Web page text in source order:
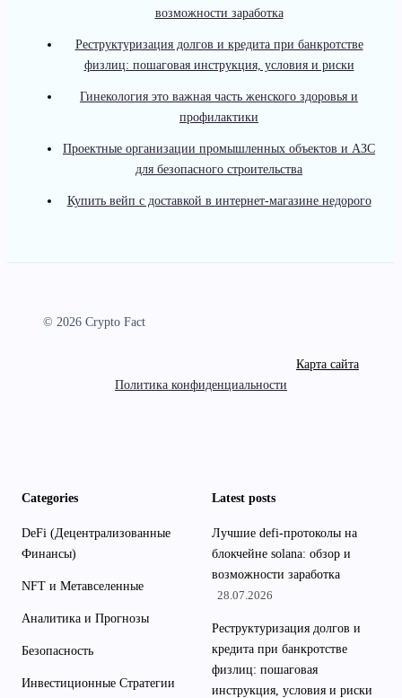
возможности заработка
Реструктуризация долгов и кредита при банкротстве
физлиц: пошаговая инструкция, условия и риски
Гинекология это важная часть женского здоровья и
профилактики
Проектные организации промышленных объектов и АЗС
для безопасного строительства
Купить вейп с доставкой в интернет-магазине недорого
© 2026 Crypto Fact
Карта сайта
Политика конфиденциальности
Categories
DeFi (Децентрализованные
Финансы)
NFT и Метавселенные
Аналитика и Прогнозы
Безопасность
Инвестиционные Стратегии
Latest posts
Лучшие defi-протоколы на
блокчейне solana: обзор и
возможности заработка
28.07.2026
Реструктуризация долгов и
кредита при банкротстве
физлиц: пошаговая
инструкция, условия и риски